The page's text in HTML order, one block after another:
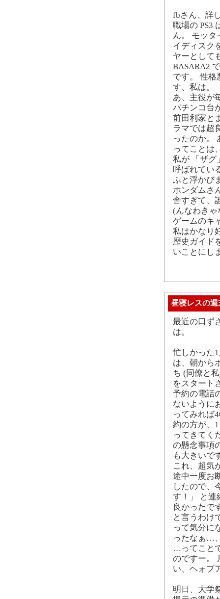
fbさん、詳
職場の PS3
ん。 モッタ
イディスク
ヤーとして
BASARA2
です。 性格
す、私は。
あ、主役が
パチンコ台
前田利家と
ラマでは超
ったのか。
ってことは
私が 「ザグ
呼ばれてい
ふと浮かび
ホンダムさ
舎すぎて、
(んなわきゃ
ゲームのキ
私はかなり
歴史ガイド
いことにし
昼寝レスの週
最近の口ず
は。
忙しかった
は、朝から
ち (同僚と
をスタート
予約の電話
ないように
ってみれば
約の方が、
ってきてく
の懸念事項
も大きいで
これ、超気
途中一度お
したので、
す！」 と連
良かったで
と言うわけ
って気分に
ったなぁ…
…ってこと
のですー。
い、ヘォプ
明日、大学